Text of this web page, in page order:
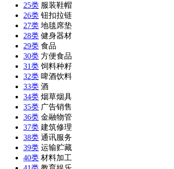
25类 服装鞋帽
26类 钮扣拉链
27类 地毯席垫
28类 健身器材
29类 食品
30类 方便食品
31类 饲料种籽
32类 啤酒饮料
33类 酒
34类 烟草烟具
35类 广告销售
36类 金融物管
37类 建筑修理
38类 通讯服务
39类 运输贮藏
40类 材料加工